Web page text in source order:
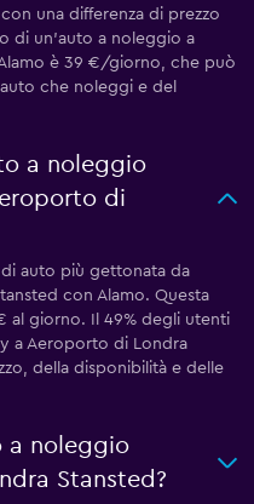
una differenza di prezzo
di un'auto a noleggio a
è 39 €/giorno, che può
che noleggi e del
a noleggio
di
auto più gettonata da
con Alamo. Questa
al giorno. Il 49% degli utenti
a Aeroporto di Londra
della disponibilità e delle
a noleggio
Stansted?